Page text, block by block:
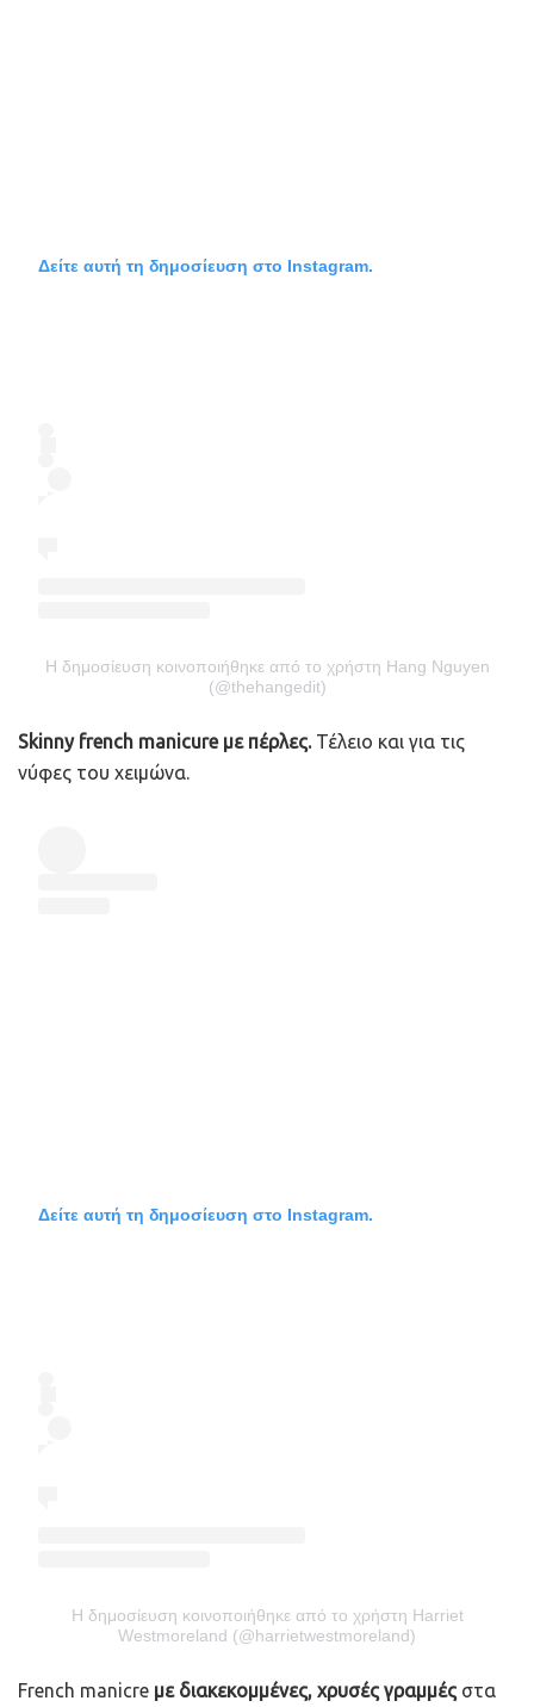
Δείτε αυτή τη δημοσίευση στο Instagram.
Η δημοσίευση κοινοποιήθηκε από το χρήστη Hang Nguyen
(@thehangedit)
Skinny french manicure με πέρλες.Τέλειο και για τις
νύφες του χειμώνα.
Δείτε αυτή τη δημοσίευση στο Instagram.
Η δημοσίευση κοινοποιήθηκε από το χρήστη Harriet
Westmoreland (@harrietwestmoreland)
French manicre με διακεκομμένες, χρυσές γραμμές στα